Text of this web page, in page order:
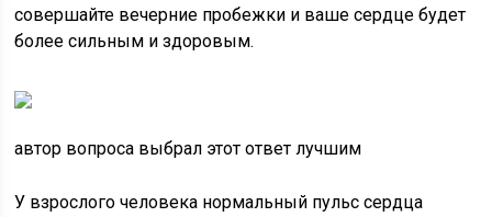
совершайте вечерние пробежки и ваше сердце будет
более сильным и здоровым.
автор вопроса выбрал этот ответ лучшим
У взрослого человека нормальный пульс сердца